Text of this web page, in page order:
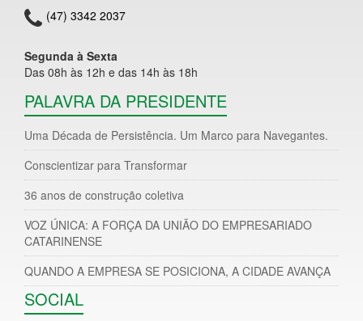
(47) 3342 2037
Segunda à Sexta
Das 08h às 12h e das 14h às 18h
PALAVRA DA PRESIDENTE
Uma Década de Persistência. Um Marco para Navegantes.
Conscientizar para Transformar
36 anos de construção coletiva
VOZ ÚNICA: A FORÇA DA UNIÃO DO EMPRESARIADO
CATARINENSE
QUANDO A EMPRESA SE POSICIONA, A CIDADE AVANÇA
SOCIAL